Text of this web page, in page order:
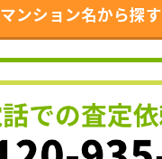
マンション名から探す